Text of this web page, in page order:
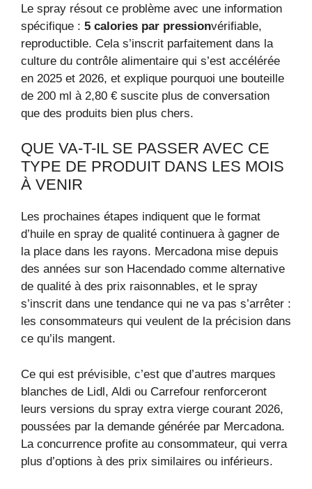
Le spray résout ce problème avec une information
spécifique : 5 calories par pressionvérifiable,
reproductible. Cela s’inscrit parfaitement dans la
culture du contrôle alimentaire qui s’est accélérée
en 2025 et 2026, et explique pourquoi une bouteille
de 200 ml à 2,80 € suscite plus de conversation
que des produits bien plus chers.
QUE VA-T-IL SE PASSER AVEC CE
TYPE DE PRODUIT DANS LES MOIS
À VENIR
Les prochaines étapes indiquent que le format
d’huile en spray de qualité continuera à gagner de
la place dans les rayons. Mercadona mise depuis
des années sur son Hacendado comme alternative
de qualité à des prix raisonnables, et le spray
s’inscrit dans une tendance qui ne va pas s’arrêter :
les consommateurs qui veulent de la précision dans
ce qu’ils mangent.
Ce qui est prévisible, c’est que d’autres marques
blanches de Lidl, Aldi ou Carrefour renforceront
leurs versions du spray extra vierge courant 2026,
poussées par la demande générée par Mercadona.
La concurrence profite au consommateur, qui verra
plus d’options à des prix similaires ou inférieurs.